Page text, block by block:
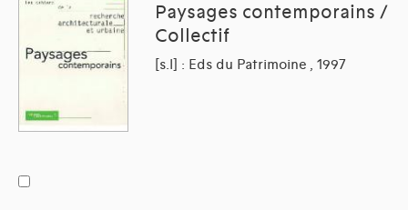
Paysages contemporains /
Collectif
[s.l] : Eds du Patrimoine , 1997